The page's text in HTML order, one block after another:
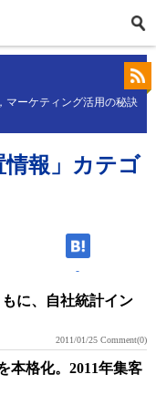
マーケティング活用の秘訣
情報」カテゴ
-
に、自社統計イン
2011/01/25 Comment(0)
本格化。2011年集客